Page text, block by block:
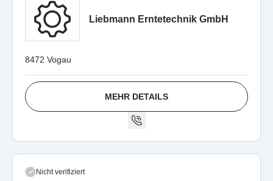
Liebmann Erntetechnik GmbH
8472 Vogau
MEHR DETAILS
Nicht verifiziert